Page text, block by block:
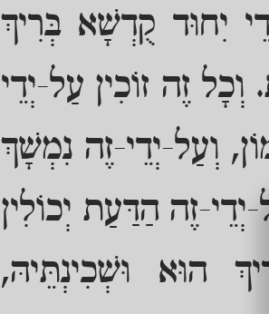
יִחוּד קֻדְשָׁא בְּרִיךְ
זֶה זוֹכִין עַל-יְדֵי
וְעַל-יְדֵי-זֶה נִמְשָׁךְ
זֶה הַדַּעַת יְכוֹלִין
הוּא וּשְׁכִינְתֵּיהּ,